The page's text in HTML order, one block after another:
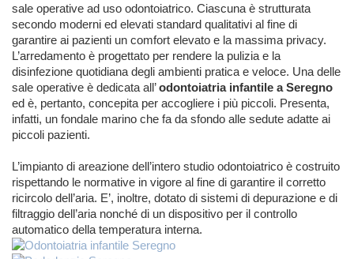
sale operative ad uso odontoiatrico. Ciascuna è strutturata
secondo moderni ed elevati standard qualitativi al fine di
garantire ai pazienti un comfort elevato e la massima privacy.
L’arredamento è progettato per rendere la pulizia e la
disinfezione quotidiana degli ambienti pratica e veloce. Una delle
sale operative è dedicata all’odontoiatria infantile a Seregno
ed è, pertanto, concepita per accogliere i più piccoli. Presenta,
infatti, un fondale marino che fa da sfondo alle sedute adatte ai
piccoli pazienti.
L’impianto di areazione dell’intero studio odontoiatrico è costruito
rispettando le normative in vigore al fine di garantire il corretto
ricircolo dell’aria. E’, inoltre, dotato di sistemi di depurazione e di
filtraggio dell’aria nonché di un dispositivo per il controllo
automatico della temperatura interna.